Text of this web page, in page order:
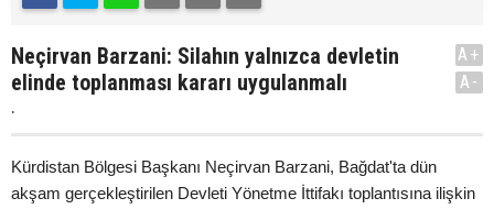
Neçirvan Barzani: Silahın yalnızca devletin
elinde toplanması kararı uygulanmalı
.
A+
A-
Kürdistan Bölgesi Başkanı Neçirvan Barzani, Bağdat'ta dün
akşam gerçekleştirilen Devleti Yönetme İttifakı toplantısına ilişkin